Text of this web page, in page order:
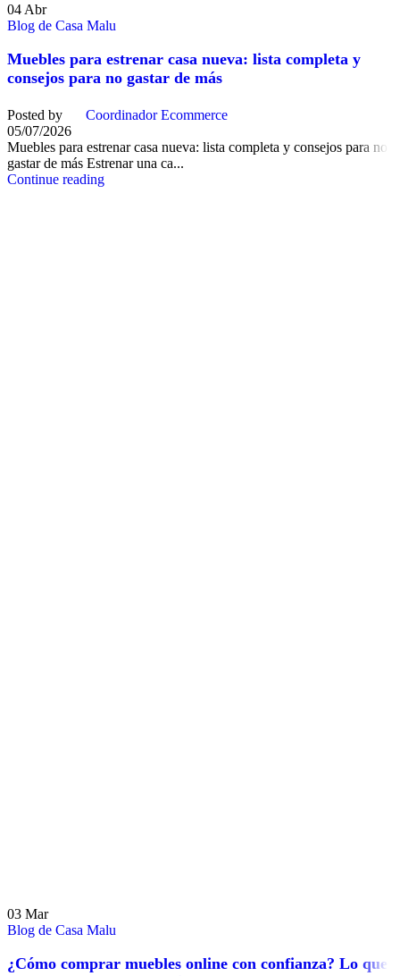
04 Abr
Blog de Casa Malu
Muebles para estrenar casa nueva: lista completa y
consejos para no gastar de más
Posted by
Coordinador Ecommerce
05/07/2026
Muebles para estrenar casa nueva: lista completa y consejos para no
gastar de más Estrenar una ca...
Continue reading
03 Mar
Blog de Casa Malu
¿Cómo comprar muebles online con confianza? Lo que